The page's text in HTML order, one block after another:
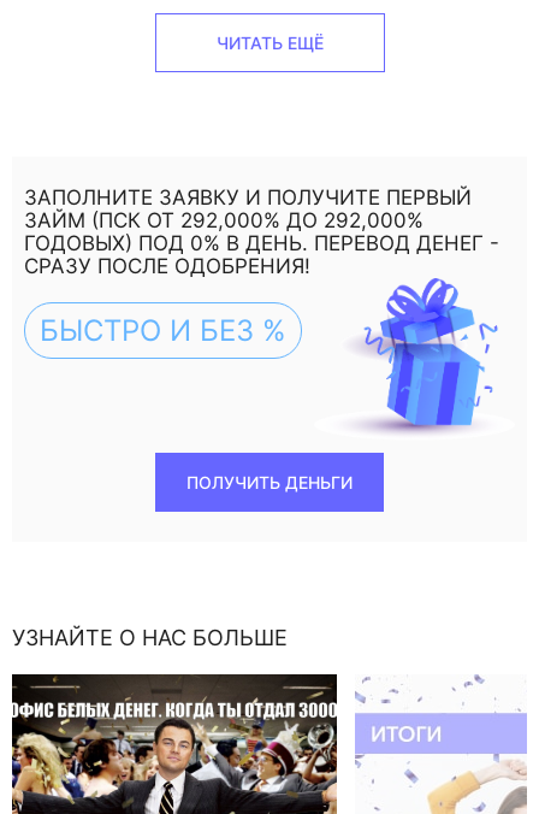
ЧИТАТЬ ЕЩЁ
ЗАПОЛНИТЕ ЗАЯВКУ И ПОЛУЧИТЕ ПЕРВЫЙ
ЗАЙМ (ПСК ОТ 292,000% ДО 292,000%
ГОДОВЫХ) ПОД 0% В ДЕНЬ. ПЕРЕВОД ДЕНЕГ -
СРАЗУ ПОСЛЕ ОДОБРЕНИЯ!
БЫСТРО И БЕЗ %
ПОЛУЧИТЬ ДЕНЬГИ
УЗНАЙТЕ О НАС БОЛЬШЕ